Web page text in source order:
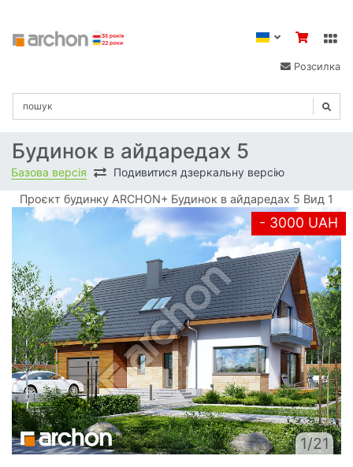
Розсилка
Будинок в айдаредах 5
Базова версія Подивитися дзеркальну версію
Проєкт будинку ARCHON+ Будинок в айдаредах 5 Вид 1
- 3000 UAH
1/21